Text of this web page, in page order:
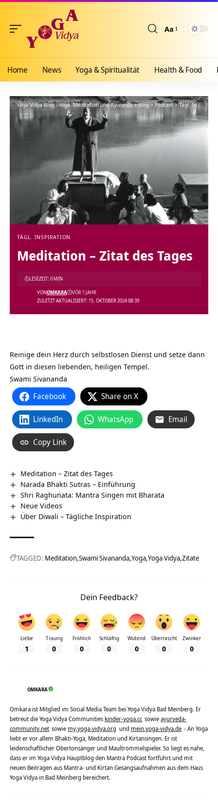
Aa
Home News Yoga & Spiritualität Health & Food
Yoga Vidya Blog - Yoga, Meditation und Ayurveda>Blog >Podcast>Tägl. Inspiration
TÄGL. INSPIRATION
Meditation – Zitat des Tages
ZULETZT AKTUALISIERT: 15. OKTOBER 2024 08:39
VONOMKARA VOR 1 JAHR
LESEZEIT: 0 MIN
Reinige dein Herz durch selbstlosen Dienst und setze dann
Gott in diesen liebenden, heiligen Tempel.
Swami Sivananda
Facebook Share on X
LinkedIn WhatsApp Email
Copy Link
Meditation – Zitat des Tages
Narada Bhakti Sutras – Einführung
Shri Raghunata: Mantra Singen mit Bharata
Neue Videos
Über Diwali – Tägliche Inspiration
TAGGED: Meditation Swami Sivananda Yoga Yoga Vidya Zitate
Dein Feedback?
Liebe
1
Traurig
0
Fröhlich
0
Schläfrig
0
Wütend
0
Überrascht
0
Zwinker
0
OMKARA
Omkara ist Mitglied im Social Media Team bei Yoga Vidya Bad Meinberg. Er
betreut die Yoga Vidya Communities kinder-yoga.cc sowieayurveda-
community.net sowie my.yoga-vidya.org und mein.yoga-vidya.de - An Yoga
liebt er vor allem Bhakti-Yoga, Meditation und Kirtansingen. Er ist
leidenschaftlicher Obertonsänger und Maultrommelspieler. So liegt es nahe,
dass er im Yoga Vidya Hauptblog den Mantra Podcast fortführt und mit
neuen Beiträgen aus Mantra- und Kirtan Gesangsaufnahmen aus dem Haus
Yoga Vidya in Bad Meinberg bereichert.